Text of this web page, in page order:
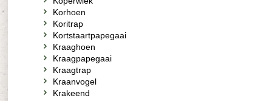
Korhoen
Koritrap
Kortstaartpapegaai
Kraaghoen
Kraagpapegaai
Kraagtrap
Kraanvogel
Krakeend